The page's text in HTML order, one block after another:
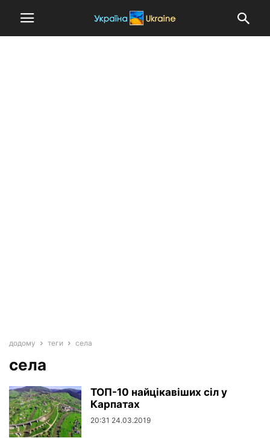
додому теги села
села
ТОП-10 найцікавіших сіл у
Карпатах
20:31 24.03.2019